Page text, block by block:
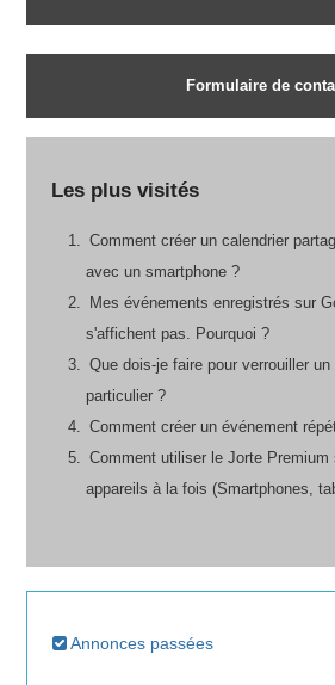
Formulaire de
Les plus visités
Comment créer un calendrier
avec un smartphone ?
Mes événements enregistrés sur
s'affichent pas. Pourquoi ?
Que dois-je faire pour verrouiller un
particulier ?
Comment créer un événement
Comment utiliser le Jorte
appareils à la fois (Smartphones,
Annonces passées